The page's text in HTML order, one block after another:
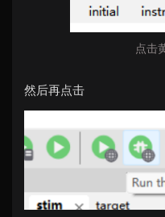
点击
然后再点击